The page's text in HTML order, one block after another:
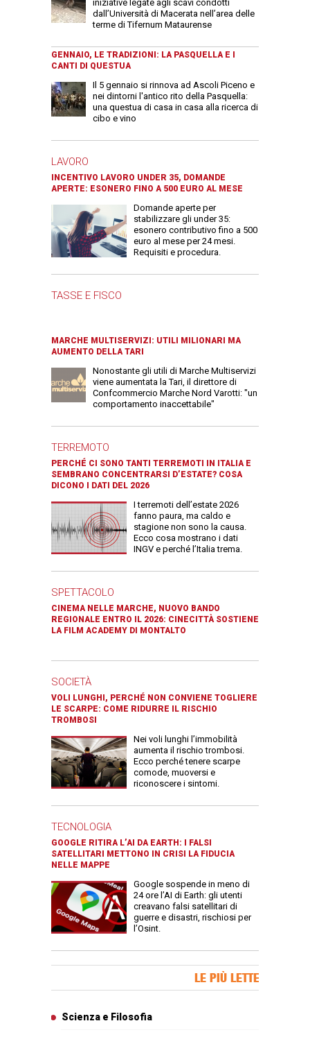
iniziative legate agli scavi condotti
dall’Università di Macerata nell’area delle
terme di Tifernum Mataurense
GENNAIO, LE TRADIZIONI: LA PASQUELLA E I
CANTI DI QUESTUA
Il 5 gennaio si rinnova ad Ascoli Piceno e
nei dintorni l'antico rito della Pasquella:
una questua di casa in casa alla ricerca di
cibo e vino
LAVORO
INCENTIVO LAVORO UNDER 35, DOMANDE
APERTE: ESONERO FINO A 500 EURO AL MESE
Domande aperte per
stabilizzare gli under 35:
esonero contributivo fino a 500
euro al mese per 24 mesi.
Requisiti e procedura.
TASSE E FISCO
MARCHE MULTISERVIZI: UTILI MILIONARI MA
AUMENTO DELLA TARI
Nonostante gli utili di Marche Multiservizi
viene aumentata la Tari, il direttore di
Confcommercio Marche Nord Varotti: "un
comportamento inaccettabile"
TERREMOTO
PERCHÉ CI SONO TANTI TERREMOTI IN ITALIA E
SEMBRANO CONCENTRARSI D’ESTATE? COSA
DICONO I DATI DEL 2026
I terremoti dell’estate 2026
fanno paura, ma caldo e
stagione non sono la causa.
Ecco cosa mostrano i dati
INGV e perché l’Italia trema.
SPETTACOLO
CINEMA NELLE MARCHE, NUOVO BANDO
REGIONALE ENTRO IL 2026: CINECITTÀ SOSTIENE
LA FILM ACADEMY DI MONTALTO
SOCIETÀ
VOLI LUNGHI, PERCHÉ NON CONVIENE TOGLIERE
LE SCARPE: COME RIDURRE IL RISCHIO
TROMBOSI
Nei voli lunghi l’immobilità
aumenta il rischio trombosi.
Ecco perché tenere scarpe
comode, muoversi e
riconoscere i sintomi.
TECNOLOGIA
GOOGLE RITIRA L’AI DA EARTH: I FALSI
SATELLITARI METTONO IN CRISI LA FIDUCIA
NELLE MAPPE
Google sospende in meno di
24 ore l’AI di Earth: gli utenti
creavano falsi satellitari di
guerre e disastri, rischiosi per
l’Osint.
LE PIÙ LETTE
Scienza e Filosofia